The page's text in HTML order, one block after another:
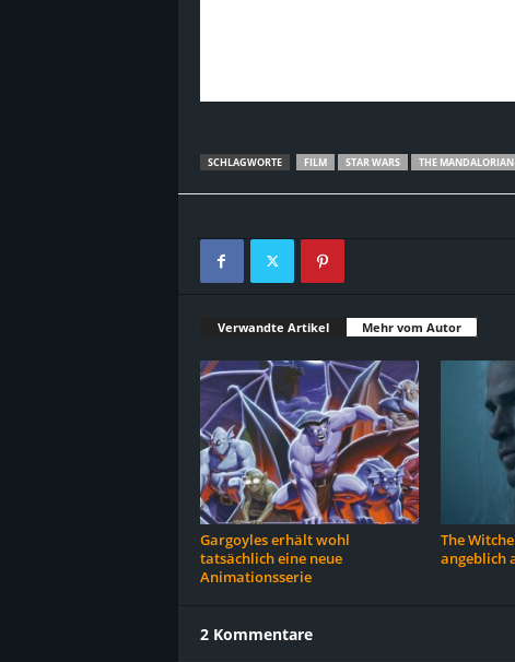
SCHLAGWORTE FILM STAR WARS THE MANDALORIAN
Verwandte Artikel Mehr vom Autor
Gargoyles erhält wohl
tatsächlich eine neue
Animationsserie
The
angeblich
2 Kommentare